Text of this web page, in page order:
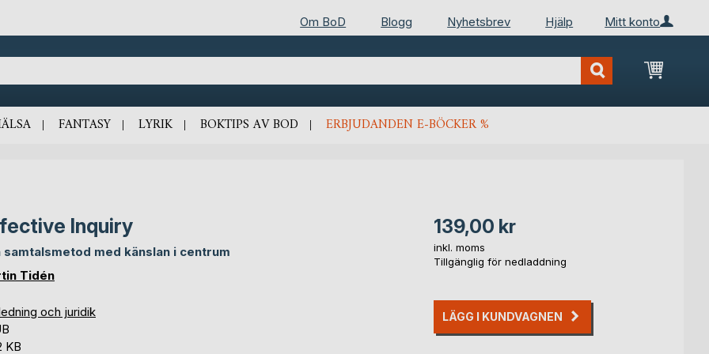
Mitt konto
Om BoD Blogg Nyhetsbrev Hjälp
Min
FANTASY LYRIK BOKTIPS AV BOD ERBJUDANDEN E-BÖCKER %
Inquiry
samtalsmetod med känslan i centrum
Tidén
och juridik
KB
139,00 kr
inkl. moms
Tillgänglig för nedladdning
LÄGG I KUNDVAGNEN